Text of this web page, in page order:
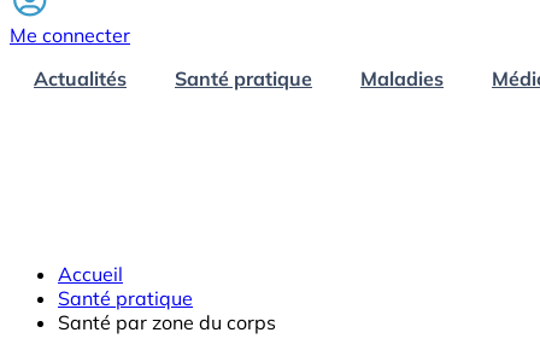
Me connecter
Actualités
Santé pratique Maladies
Accueil
Santé pratique
Santé par zone du corps